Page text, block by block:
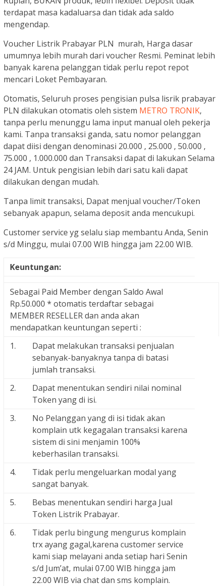
terdapat masa kadaluarsa dan tidak ada saldo
mengendap.
Voucher Listrik Prabayar PLN murah, Harga dasar
umumnya lebih murah dari voucher Resmi. Peminat lebih
banyak karena pelanggan tidak perlu repot repot
mencari Loket Pembayaran.
Otomatis, Seluruh proses pengisian pulsa lisrik prabayar
PLN dilakukan otomatis oleh sistem METRO TRONIK,
tanpa perlu menunggu lama input manual oleh pekerja
kami. Tanpa transaksi ganda, satu nomor pelanggan
dapat diisi dengan denominasi 20.000 , 25.000 , 50.000 ,
75.000 , 1.000.000 dan Transaksi dapat di lakukan Selama
24 JAM. Untuk pengisian lebih dari satu kali dapat
dilakukan dengan mudah.
Tanpa limit transaksi, Dapat menjual voucher/Token
sebanyak apapun, selama deposit anda mencukupi.
Customer service yg selalu siap membantu Anda, Senin
s/d Minggu, mulai 07.00 WIB hingga jam 22.00 WIB.
Keuntungan:
Sebagai Paid Member dengan Saldo Awal
Rp.50.000 * otomatis terdaftar sebagai
MEMBER RESELLER dan anda akan
mendapatkan keuntungan seperti :
1.
Dapat melakukan transaksi penjualan
sebanyak-banyaknya tanpa di batasi
jumlah transaksi.
2.
Dapat menentukan sendiri nilai nominal
Token yang di isi.
3.
No Pelanggan yang di isi tidak akan
komplain utk kegagalan transaksi karena
sistem di sini menjamin 100%
keberhasilan transaksi.
4.
Tidak perlu mengeluarkan modal yang
sangat banyak.
5.
Bebas menentukan sendiri harga Jual
Token Listrik Prabayar.
6.
Tidak perlu bingung mengurus komplain
trx ayang gagal,karena customer service
kami siap melayani anda setiap hari Senin
s/d Jum’at, mulai 07.00 WIB hingga jam
22.00 WIB via chat dan sms komplain.